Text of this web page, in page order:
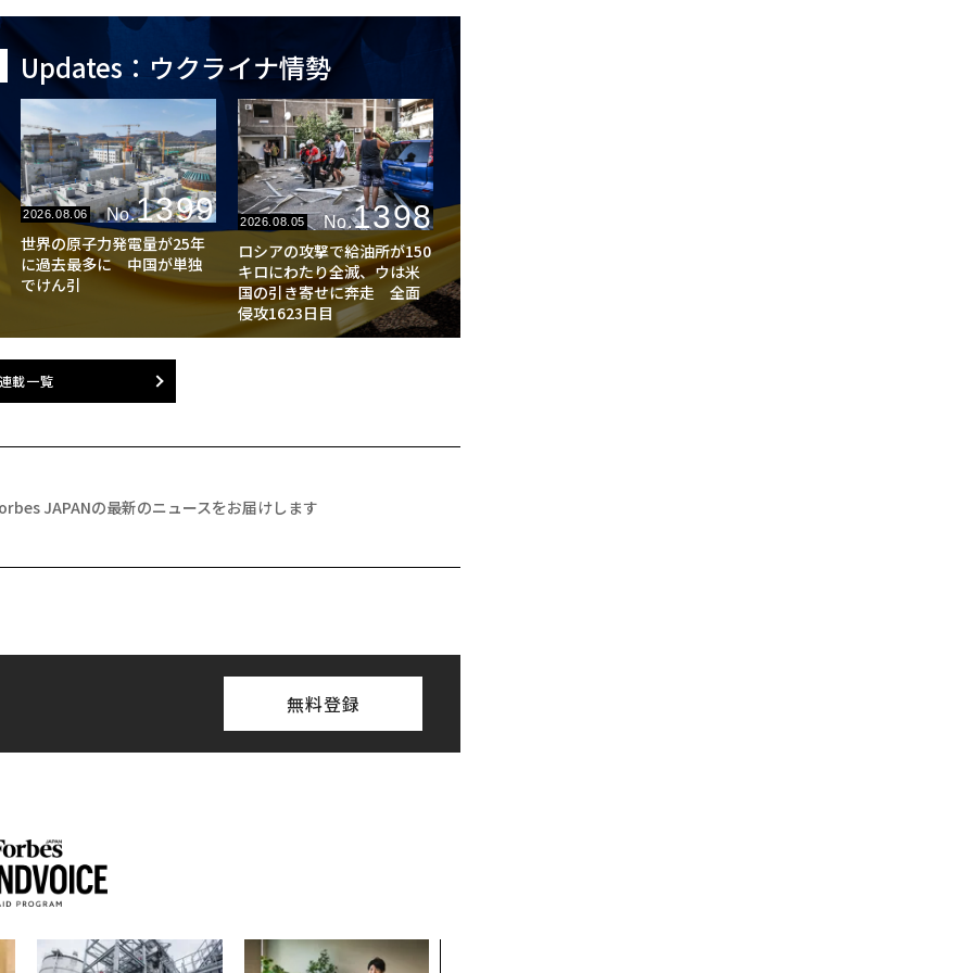
Updates：ウクライナ情勢
2026.08.06 No.1399
世界の原子力発電量が25年
に過去最多に 中国が単独
でけん引
2026.08.05 No.1398
ロシアの攻撃で給油所が150
キロにわたり全滅、ウは米
国の引き寄せに奔走 全面
侵攻1623日目
載一覧
JAPANの最新のニュースをお届けします
無料登録